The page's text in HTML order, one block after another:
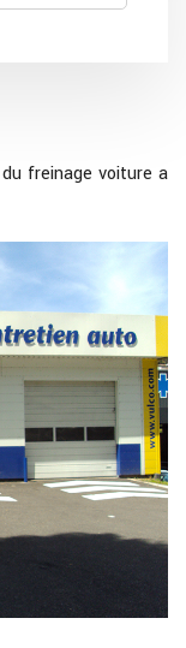
freinage voiture a